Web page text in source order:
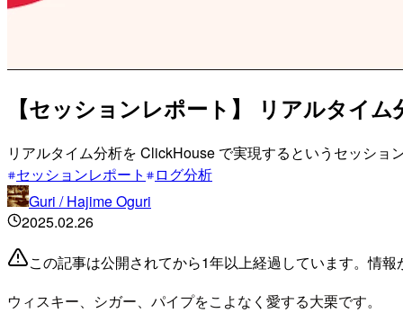
【セッションレポート】 リアルタイ
リアルタイム分析を ClickHouse で実現するというセッショ
セッションレポート
ログ分析
Guri / Hajime Oguri
2025.02.26
この記事は公開されてから1年以上経過しています。情
ウィスキー、シガー、パイプをこよなく愛する大栗です。